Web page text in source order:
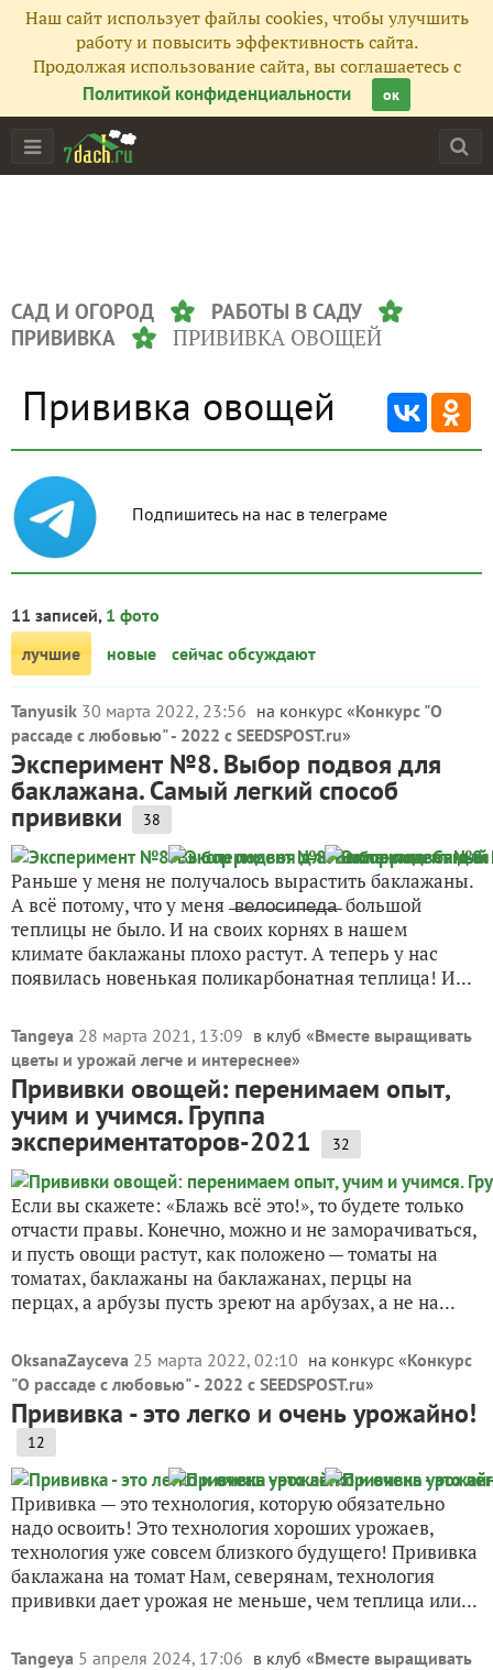
Наш сайт использует файлы cookies, чтобы улучшить
работу и повысить эффективность сайта.
Продолжая использование сайта, вы соглашаетесь с
Политикой конфиденциальности
ок
САД И ОГОРОД
РАБОТЫ В САДУ
ПРИВИВКА
ПРИВИВКА ОВОЩЕЙ
Прививка овощей
Подпишитесь на нас в телеграме
11 записей, 1 фото
лучшие
новые сейчас обсуждают
Tanyusik 30 марта 2022, 23:56 на конкурс «Конкурс "О
рассаде с любовью" - 2022 с SEEDSPOST.ru»
Эксперимент №8. Выбор подвоя для
баклажана. Самый легкий способ
прививки 38
Раньше у меня не получалось вырастить баклажаны.
А всё потому, что у меня ̶в̶е̶л̶о̶с̶и̶п̶е̶д̶а̶ большой
теплицы не было. И на своих корнях в нашем
климате баклажаны плохо растут. А теперь у нас
появилась новенькая поликарбонатная теплица! И...
Tangeya 28 марта 2021, 13:09 в клуб «Вместе выращивать
цветы и урожай легче и интереснее»
Прививки овощей: перенимаем опыт,
учим и учимся. Группа
экспериментаторов-2021 32
Если вы скажете: «Блажь всё это!», то будете только
отчасти правы. Конечно, можно и не заморачиваться,
и пусть овощи растут, как положено — томаты на
томатах, баклажаны на баклажанах, перцы на
перцах, а арбузы пусть зреют на арбузах, а не на...
OksanaZayceva 25 марта 2022, 02:10 на конкурс «Конкурс
"О рассаде с любовью" - 2022 с SEEDSPOST.ru»
Прививка - это легко и очень урожайно!
12
Прививка — это технология, которую обязательно
надо освоить! Это технология хороших урожаев,
технология уже совсем близкого будущего! Прививка
баклажана на томат Нам, северянам, технология
прививки дает урожая не меньше, чем теплица или...
Tangeya 5 апреля 2024, 17:06 в клуб «Вместе выращивать